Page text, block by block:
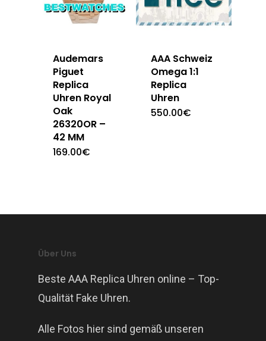
Audemars
Piguet
Replica
Uhren Royal
Oak
26320OR –
42 MM
169.00€
AAA Schweiz
Omega 1:1
Replica
Uhren
550.00€
Über Uns
Beste AAA Replica Uhren online – Top-
Qualität Fake Uhren.
Alle Fotos hier sind gemäß unseren